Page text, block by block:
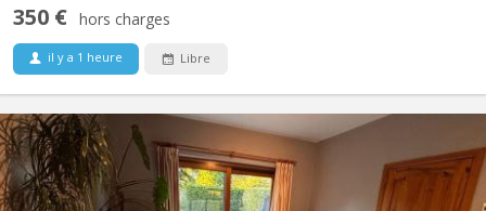
350 € hors charges
il y a 1 heure Libre
Chambre dispo dans une coloc à Louvain-la-Neuve Salut ! Une
place se libère dans une superbe colocation à Louvain-la-Neuve